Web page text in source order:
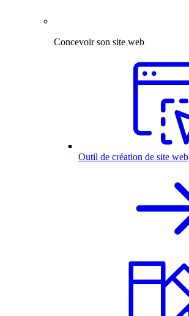
Concevoir son site web
Outil de création de site web